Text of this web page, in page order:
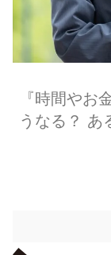
『時間やお
うなる？ あ